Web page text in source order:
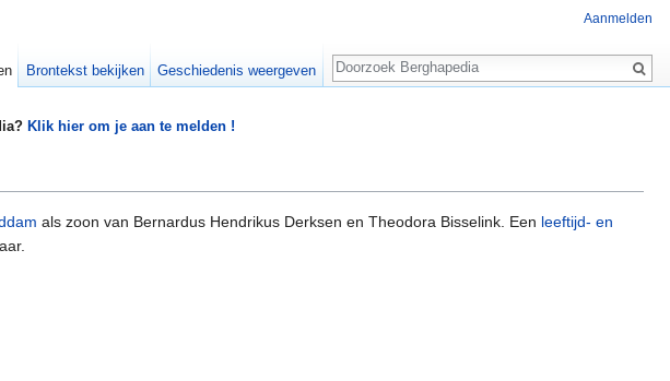
Klik hier om je aan te melden !
als zoon van Bernardus Hendrikus Derksen en Theodora Bisselink. Een leeftijd- en
Aanmelden
Brontekst bekijken Geschiedenis weergeven
Zoeken